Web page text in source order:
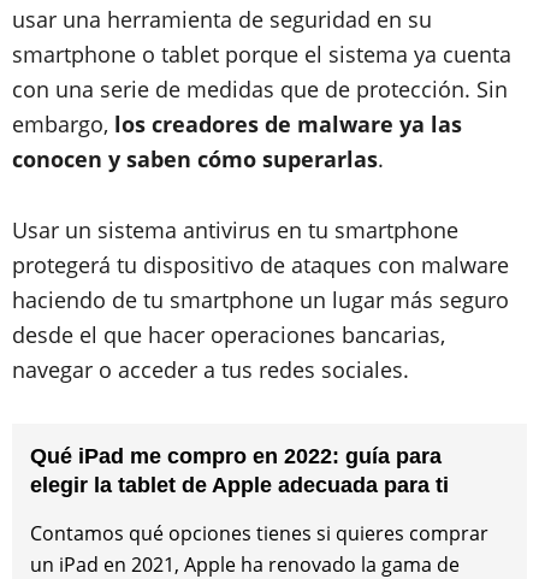
usar una herramienta de seguridad en su
smartphone o tablet porque el sistema ya cuenta
con una serie de medidas que de protección. Sin
embargo, los creadores de malware ya las
conocen y saben cómo superarlas.
Usar un sistema antivirus en tu smartphone
protegerá tu dispositivo de ataques con malware
haciendo de tu smartphone un lugar más seguro
desde el que hacer operaciones bancarias,
navegar o acceder a tus redes sociales.
Qué iPad me compro en 2022: guía para
elegir la tablet de Apple adecuada para ti
Contamos qué opciones tienes si quieres comprar
un iPad en 2021, Apple ha renovado la gama de